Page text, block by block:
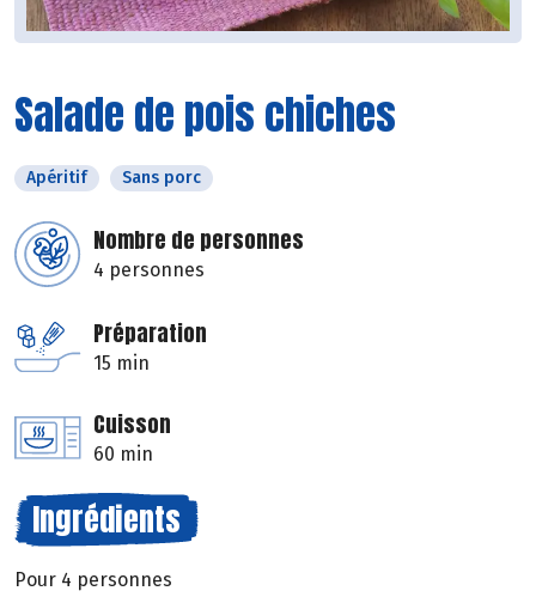
Salade de pois chiches
Apéritif Sans porc
Nombre de personnes
4 personnes
Préparation
15 min
Cuisson
60 min
Ingrédients
Pour 4 personnes